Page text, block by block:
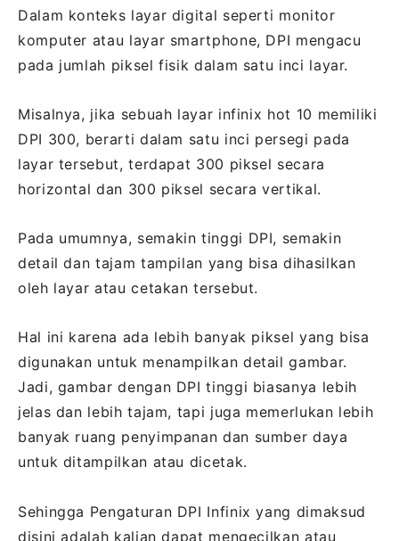
Dalam konteks layar digital seperti monitor
komputer atau layar smartphone, DPI mengacu
pada jumlah piksel fisik dalam satu inci layar.
Misalnya, jika sebuah layar infinix hot 10 memiliki
DPI 300, berarti dalam satu inci persegi pada
layar tersebut, terdapat 300 piksel secara
horizontal dan 300 piksel secara vertikal.
Pada umumnya, semakin tinggi DPI, semakin
detail dan tajam tampilan yang bisa dihasilkan
oleh layar atau cetakan tersebut.
Hal ini karena ada lebih banyak piksel yang bisa
digunakan untuk menampilkan detail gambar.
Jadi, gambar dengan DPI tinggi biasanya lebih
jelas dan lebih tajam, tapi juga memerlukan lebih
banyak ruang penyimpanan dan sumber daya
untuk ditampilkan atau dicetak.
Sehingga Pengaturan DPI Infinix yang dimaksud
disini adalah kalian dapat mengecilkan atau